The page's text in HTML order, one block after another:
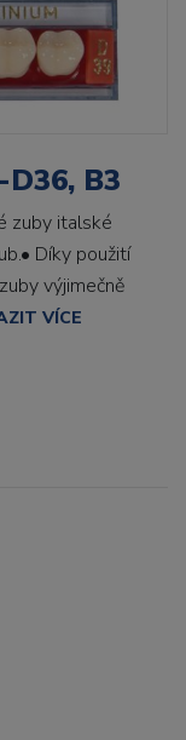
B3
zuby italské
Díky použití
výjimečně
VÍCE